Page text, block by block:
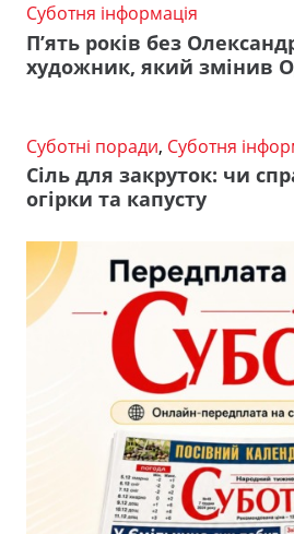
Суботня інформація
П’ять років без
художник, який змінив
Суботні поради, Суботня
Сіль для закруток: чи
огірки та капусту